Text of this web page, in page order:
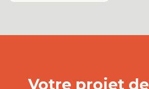
Votre projet de